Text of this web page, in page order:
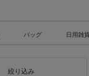
バッグ 日用雑
絞り込み